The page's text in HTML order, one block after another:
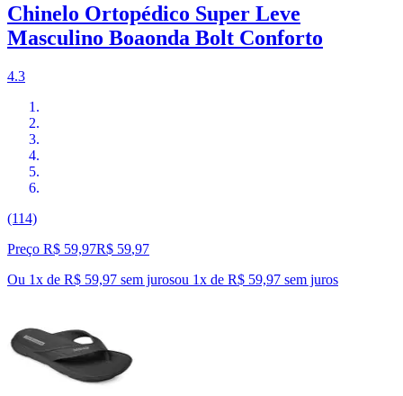
Chinelo Ortopédico Super Leve
Masculino Boaonda Bolt Conforto
4.3
(114)
Preço R$ 59,97R$ 59,97
Ou 1x de R$ 59,97 sem jurosou 1x de R$ 59,97 sem juros